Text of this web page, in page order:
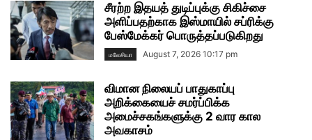
சீரற்ற இதயத் துடிப்புக்கு சிகிச்சை
அளிப்பதற்காக இஸ்மாயில் சப்ரிக்கு
பேஸ்மேக்கர் பொருத்தப்படுகிறது
மலேசியா August 7, 2026 10:17 pm
விமான நிலையப் பாதுகாப்பு
அறிக்கையைச் சமர்ப்பிக்க
அமைச்சகங்களுக்கு 2 வார கால
அவகாசம்